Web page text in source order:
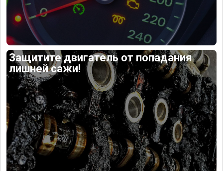
Защитите двигатель от попадания
лишней сажи!